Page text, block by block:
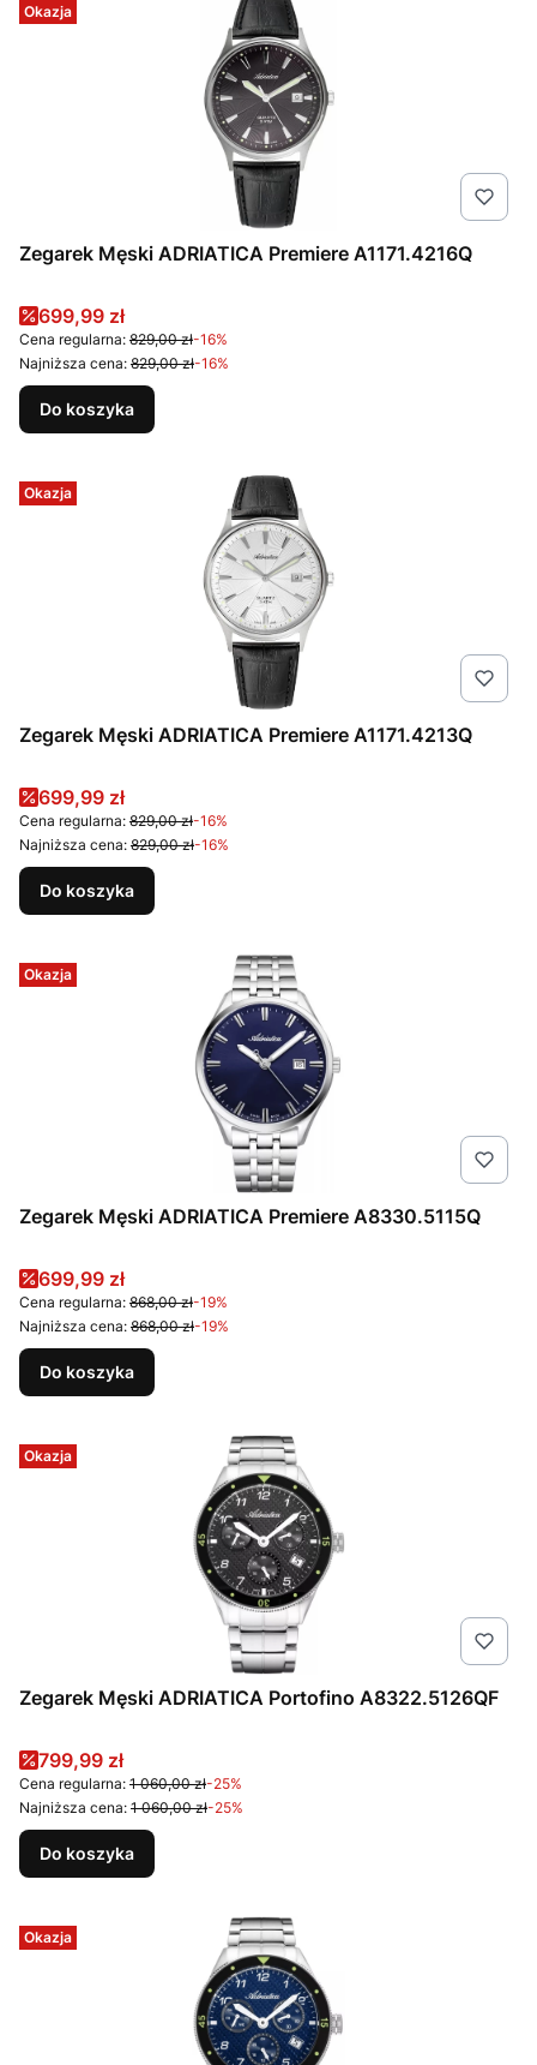
Okazja
Zegarek Męski ADRIATICA Premiere A1171.4216Q
Cena promocyjna
699,99 zł
Cena regularna: 829,00 zł-16%
Najniższa cena: 829,00 zł-16%
Do koszyka
Okazja
Zegarek Męski ADRIATICA Premiere A1171.4213Q
Cena promocyjna
699,99 zł
Cena regularna: 829,00 zł-16%
Najniższa cena: 829,00 zł-16%
Do koszyka
Okazja
Zegarek Męski ADRIATICA Premiere A8330.5115Q
Cena promocyjna
699,99 zł
Cena regularna: 868,00 zł-19%
Najniższa cena: 868,00 zł-19%
Do koszyka
Okazja
Zegarek Męski ADRIATICA Portofino A8322.5126QF
Cena promocyjna
799,99 zł
Cena regularna: 1 060,00 zł-25%
Najniższa cena: 1 060,00 zł-25%
Do koszyka
Okazja